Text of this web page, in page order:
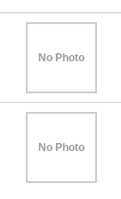
No Photo
No Photo